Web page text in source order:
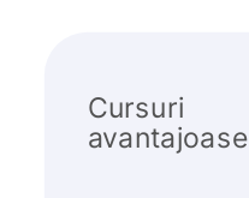
Cursuri
avantajoase